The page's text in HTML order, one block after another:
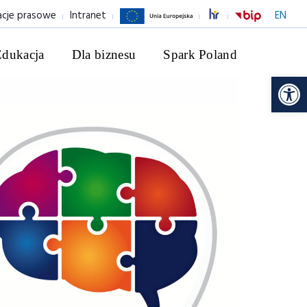
EN
prasowe Intranet
Dla biznesu Spark Poland